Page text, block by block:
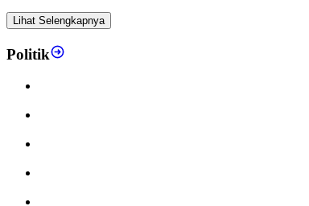
Lihat Selengkapnya
Politik